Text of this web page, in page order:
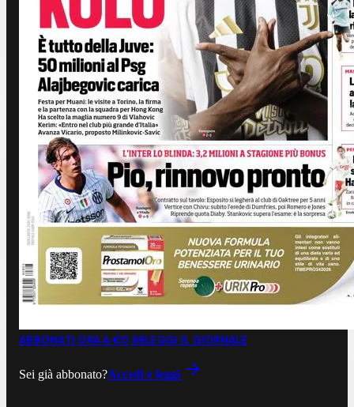
ABBONATI ORA A €0,99LEGGI IL GIORNALE
Sei già abbonato?Accedi e leggi